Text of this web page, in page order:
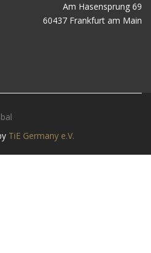
Am Hasensprung 69
60437 Frankfurt am Main
TiE Germany e.V.